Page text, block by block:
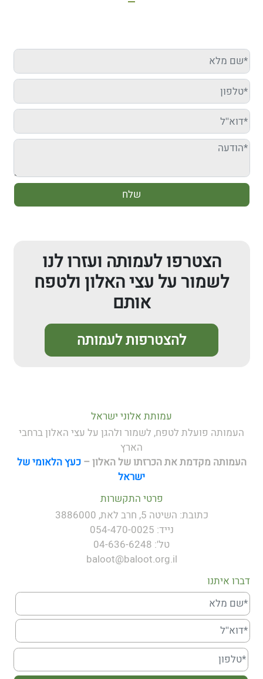
הצטרפו לעמותה ועזרו לנו
לשמור על עצי האלון ולטפח
אותם
להצטרפות לעמותה
עמותת אלוני ישראל
העמותה פועלת לטפח, לשמור ולהגן על עצי האלון ברחבי
הארץ
העמותה מקדמת את הכרזתו שלהאלון –כעץ הלאומי של
ישראל
פרטי התקשרות
כתובת: השיטה 5, חרב לאת, 3886000
נייד: 054-470-0025
טל': 04-636-6248
baloot@baloot.org.il
דברו איתנו